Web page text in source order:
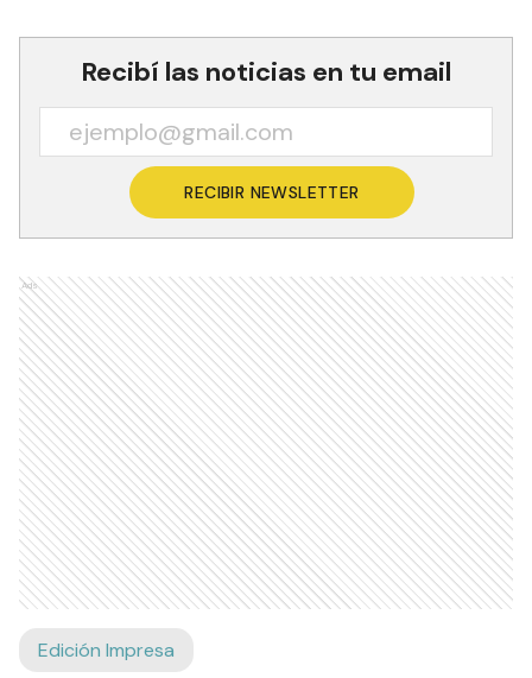
Recibí las noticias en tu email
RECIBIR NEWSLETTER
Ads
Edición Impresa